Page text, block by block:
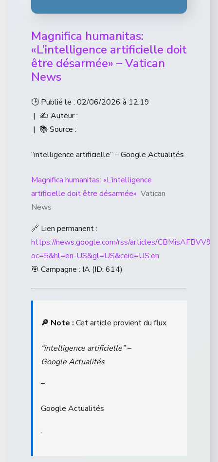
Magnifica humanitas:
«L’intelligence artificielle doit
être désarmée» – Vatican
News
🕒 Publié le : 02/06/2026 à 12:19
| ✍️ Auteur :
| 📚 Source :
“intelligence artificielle” – Google Actualités
Magnifica humanitas: «L’intelligence
artificielle doit être désarmée» Vatican
News
🔗 Lien permanent :
https://news.google.com/rss/articles/
oc=5&hl=en-US&gl=US&ceid=US:en
🎯 Campagne : IA (ID: 614)
🔎 Note : Cet article provient du flux
“intelligence artificielle” –
Google Actualités
–
Google Actualités
.